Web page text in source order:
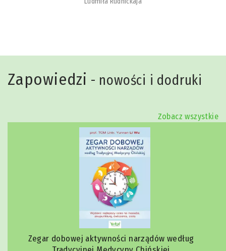
Zapowiedzi - nowości i dodruki
Zobacz wszystkie
Zegar dobowej aktywności narządów według